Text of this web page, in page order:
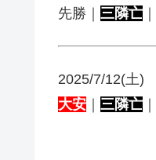
先勝｜ 三隣亡 ｜
2025/7/12(土)
大安 ｜ 三隣亡 ｜